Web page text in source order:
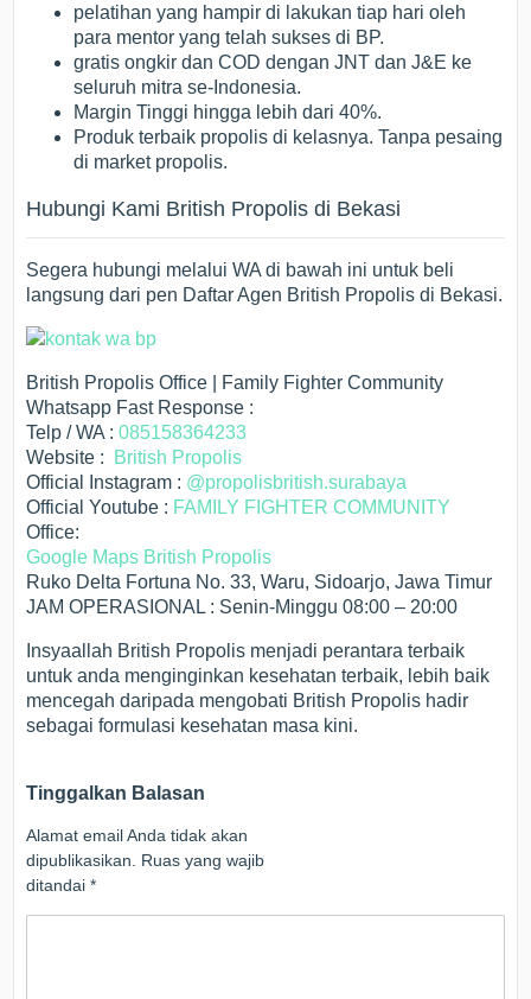
pelatihan yang hampir di lakukan tiap hari oleh
para mentor yang telah sukses di BP.
gratis ongkir dan COD dengan JNT dan J&E ke
seluruh mitra se-Indonesia.
Margin Tinggi hingga lebih dari 40%.
Produk terbaik propolis di kelasnya. Tanpa pesaing
di market propolis.
Hubungi Kami British Propolis di Bekasi
Segera hubungi melalui WA di bawah ini untuk beli
langsung dari pen Daftar Agen British Propolis di Bekasi.
British Propolis Office | Family Fighter Community
Whatsapp Fast Response :
Telp / WA :085158364233
Website :
British Propolis
Official Instagram : @propolisbritish.surabaya
Official Youtube : FAMILY FIGHTER COMMUNITY
Office:
Google Maps British Propolis
Ruko Delta Fortuna No. 33, Waru, Sidoarjo, Jawa Timur
JAM OPERASIONAL : Senin-Minggu 08:00 – 20:00
Insyaallah British Propolis menjadi perantara terbaik
untuk anda menginginkan kesehatan terbaik, lebih baik
mencegah daripada mengobati British Propolis hadir
sebagai formulasi kesehatan masa kini.
Tinggalkan Balasan
Alamat email Anda tidak akan
dipublikasikan. Ruas yang wajib
ditandai*